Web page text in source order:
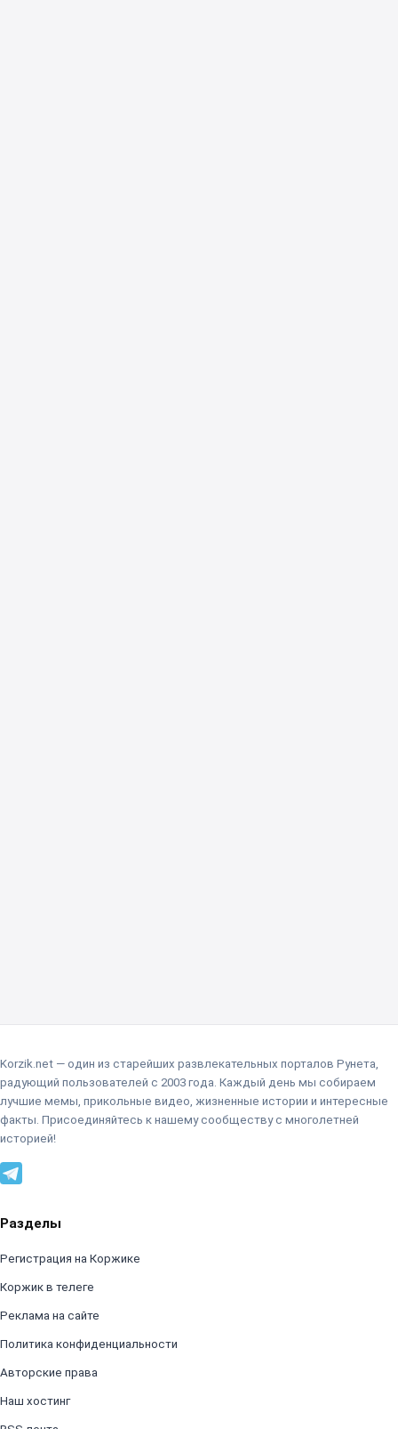
Korzik.net — один из старейших развлекательных порталов Рунета,
радующий пользователей с 2003 года. Каждый день мы собираем
лучшие мемы, прикольные видео, жизненные истории и интересные
факты. Присоединяйтесь к нашему сообществу с многолетней
историей!
Разделы
Регистрация на Коржике
Коржик в телеге
Реклама на сайте
Политика конфиденциальности
Авторские права
Наш хостинг